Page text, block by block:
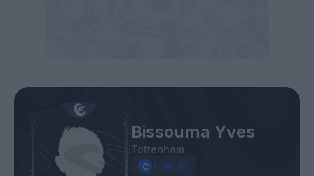
Bissouma Yves
Tottenham